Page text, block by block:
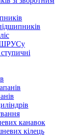
ШРУСу
канавок
кілець